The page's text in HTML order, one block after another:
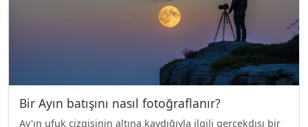
Bir Ayın batışını nasıl fotoğraflanır?
Ay'ın ufuk çizgisinin altına kaydığıyla ilgili gerçekdışı bir